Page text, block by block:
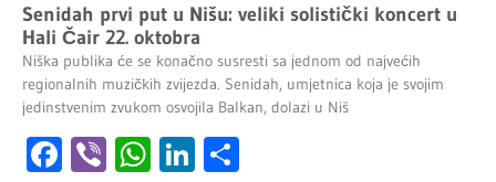
Senidah prvi put u Nišu: veliki solistički koncert u
Hali Čair 22. oktobra
Niška publika će se konačno susresti sa jednom od najvećih
regionalnih muzičkih zvijezda. Senidah, umjetnica koja je svojim
jedinstvenim zvukom osvojila Balkan, dolazi u Niš
Facebook
ViberWhatsApp
LinkedIn